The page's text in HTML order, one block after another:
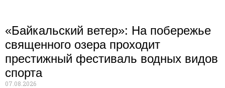
«Байкальский ветер»: На побережье
священного озера проходит
престижный фестиваль водных видов
спорта
07.08.2026